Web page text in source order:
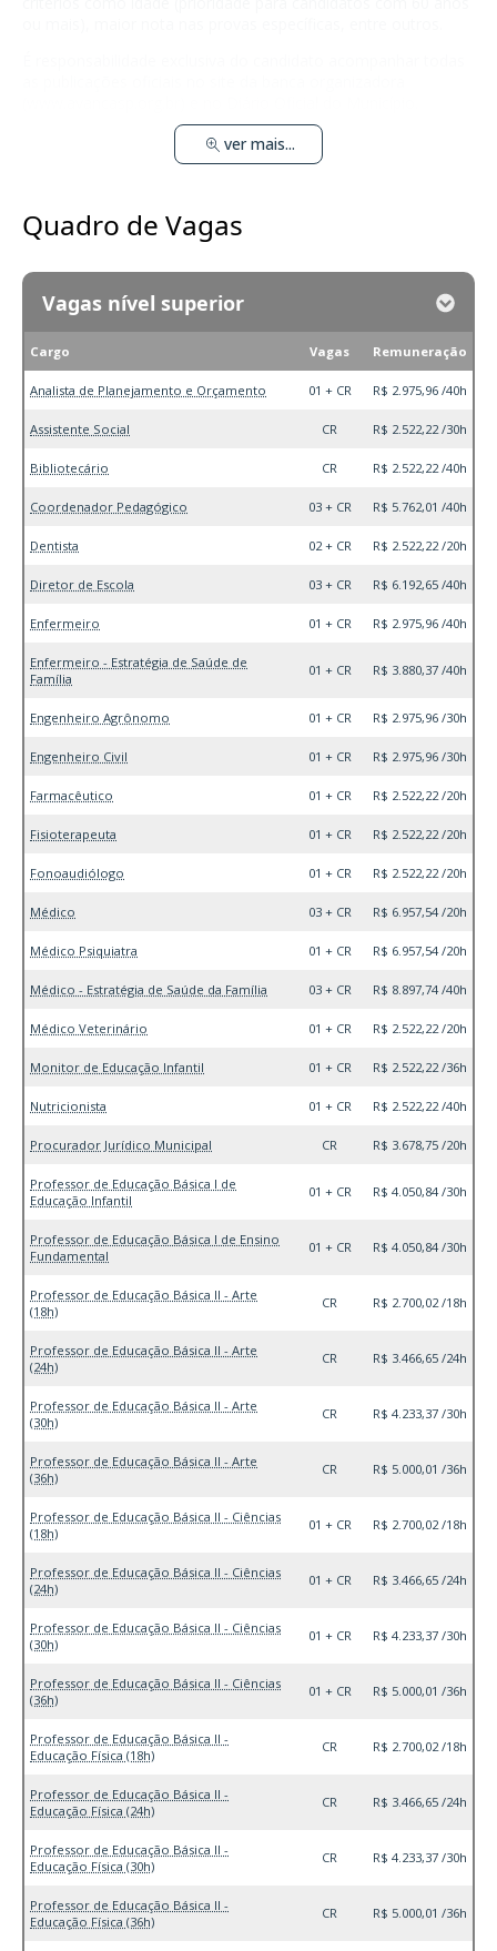
ver mais...
Quadro de Vagas
Vagas nível superior
Cargo Vagas Remuneração
Analista de Planejamento e Orçamento 01 + CR R$ 2.975,96 /40h
Assistente Social CR R$ 2.522,22 /30h
Bibliotecário CR R$ 2.522,22 /40h
Coordenador Pedagógico 03 + CR R$ 5.762,01 /40h
Dentista 02 + CR R$ 2.522,22 /20h
Diretor de Escola 03 + CR R$ 6.192,65 /40h
Enfermeiro 01 + CR R$ 2.975,96 /40h
Enfermeiro - Estratégia de Saúde de
Família
01 + CR R$ 3.880,37 /40h
Engenheiro Agrônomo 01 + CR R$ 2.975,96 /30h
Engenheiro Civil 01 + CR R$ 2.975,96 /30h
Farmacêutico 01 + CR R$ 2.522,22 /20h
Fisioterapeuta 01 + CR R$ 2.522,22 /20h
Fonoaudiólogo 01 + CR R$ 2.522,22 /20h
Médico 03 + CR R$ 6.957,54 /20h
Médico Psiquiatra 01 + CR R$ 6.957,54 /20h
Médico - Estratégia de Saúde da Família 03 + CR R$ 8.897,74 /40h
Médico Veterinário 01 + CR R$ 2.522,22 /20h
Monitor de Educação Infantil 01 + CR R$ 2.522,22 /36h
Nutricionista 01 + CR R$ 2.522,22 /40h
Procurador Jurídico Municipal CR R$ 3.678,75 /20h
Professor de Educação Básica I de
Educação Infantil
01 + CR R$ 4.050,84 /30h
Professor de Educação Básica I de Ensino
Fundamental
01 + CR R$ 4.050,84 /30h
Professor de Educação Básica II - Arte
(18h)
CR R$ 2.700,02 /18h
Professor de Educação Básica II - Arte
(24h)
CR R$ 3.466,65 /24h
Professor de Educação Básica II - Arte
(30h)
CR R$ 4.233,37 /30h
Professor de Educação Básica II - Arte
(36h)
CR R$ 5.000,01 /36h
Professor de Educação Básica II - Ciências
(18h)
01 + CR R$ 2.700,02 /18h
Professor de Educação Básica II - Ciências
(24h)
01 + CR R$ 3.466,65 /24h
Professor de Educação Básica II - Ciências
(30h)
01 + CR R$ 4.233,37 /30h
Professor de Educação Básica II - Ciências
(36h)
01 + CR R$ 5.000,01 /36h
Professor de Educação Básica II -
Educação Física (18h)
CR R$ 2.700,02 /18h
Professor de Educação Básica II -
Educação Física (24h)
CR R$ 3.466,65 /24h
Professor de Educação Básica II -
Educação Física (30h)
CR R$ 4.233,37 /30h
Professor de Educação Básica II -
Educação Física (36h)
CR R$ 5.000,01 /36h